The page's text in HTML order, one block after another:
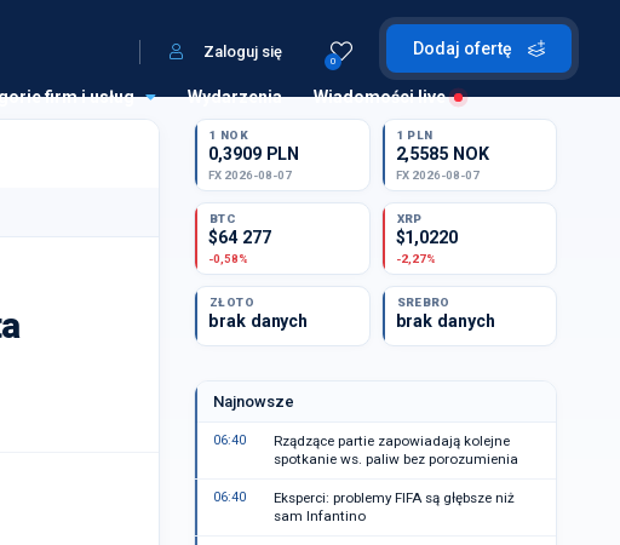
Dodaj ofertę
0
Zaloguj się
firm i usług Wydarzenia Wiadomości live
1 NOK
0,3909 PLN
FX 2026-08-07
1 PLN
2,5585 NOK
FX 2026-08-07
BTC
$64 277
-0,58%
XRP
$1,0220
-2,27%
ZŁOTO
brak danych
SREBRO
brak danych
Najnowsze
06:40
Rządzące partie zapowiadają kolejne
spotkanie ws. paliw bez porozumienia
06:40
Eksperci: problemy FIFA są głębsze niż
sam Infantino